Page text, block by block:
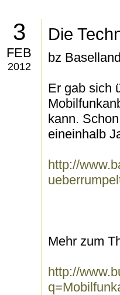
3
FEB
2012
Die
bz
Er gab sich
kann.
eineinhalb
http://
Mehr zum
http://